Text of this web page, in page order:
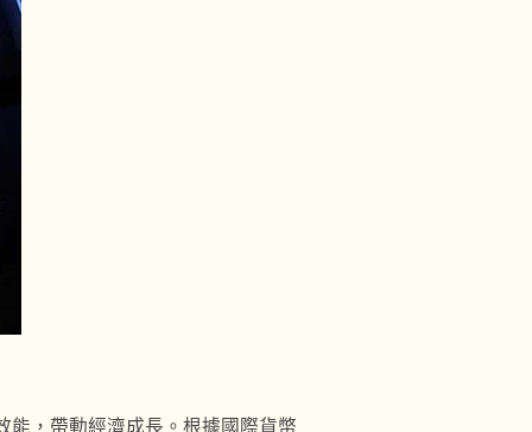
，帶動經濟成長。根據國際貨幣